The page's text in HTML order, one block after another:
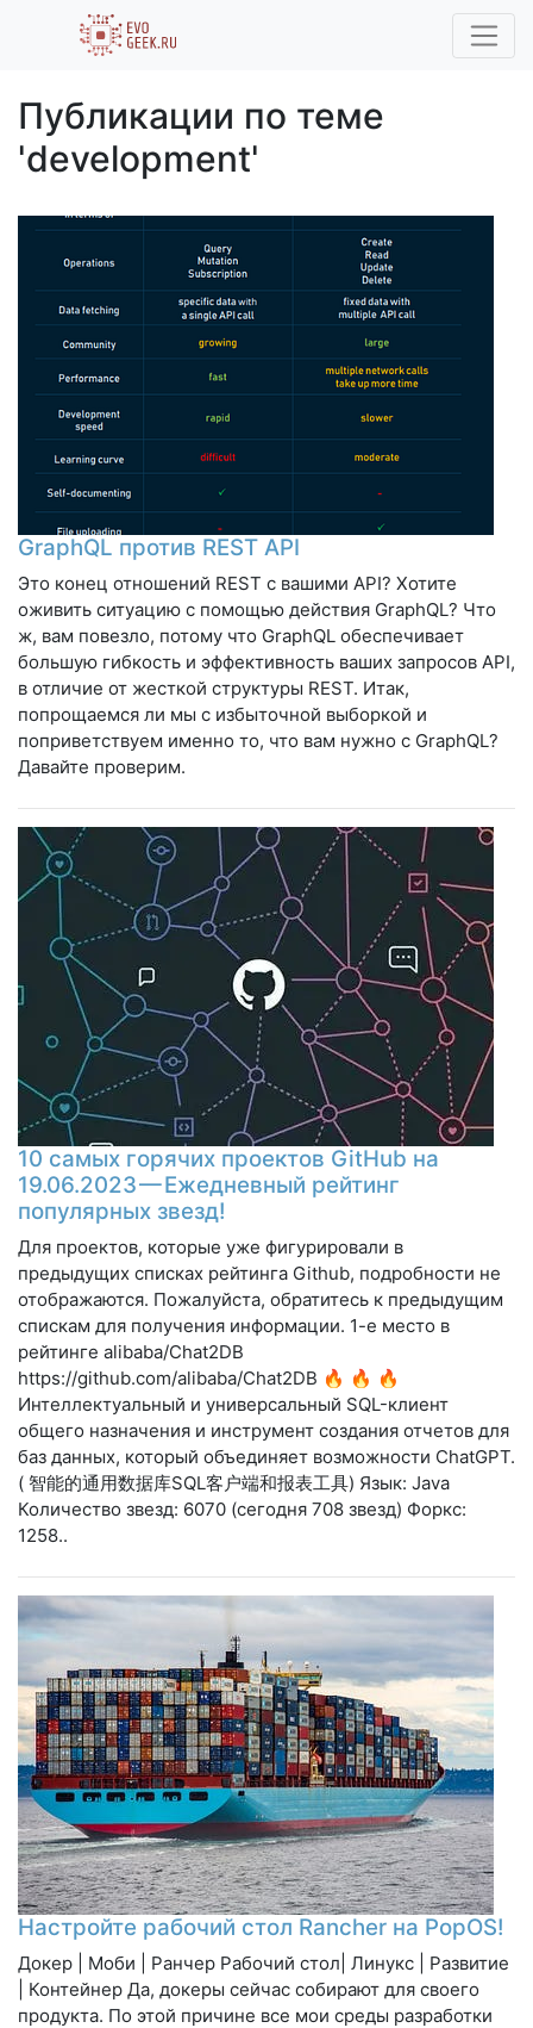
Публикации по теме
'development'
GraphQL против REST API
Это конец отношений REST с вашими API? Хотите
оживить ситуацию с помощью действия GraphQL? Что
ж, вам повезло, потому что GraphQL обеспечивает
большую гибкость и эффективность ваших запросов API,
в отличие от жесткой структуры REST. Итак,
попрощаемся ли мы с избыточной выборкой и
поприветствуем именно то, что вам нужно с GraphQL?
Давайте проверим.
10 самых горячих проектов GitHub на
19.06.2023 — Ежедневный рейтинг
популярных звезд!
Для проектов, которые уже фигурировали в
предыдущих списках рейтинга Github, подробности не
отображаются. Пожалуйста, обратитесь к предыдущим
спискам для получения информации. 1-е место в
рейтинге alibaba/Chat2DB
https://github.com/alibaba/Chat2DB 🔥 🔥 🔥
Интеллектуальный и универсальный SQL-клиент
общего назначения и инструмент создания отчетов для
баз данных, который объединяет возможности ChatGPT.
( 智能的通用数据库SQL客户端和报表工具) Язык: Java
Количество звезд: 6070 (сегодня 708 звезд) Форкс:
1258..
Настройте рабочий стол Rancher на PopOS!
Докер | Моби | Ранчер Рабочий стол| Линукс | Развитие
| Контейнер Да, докеры сейчас собирают для своего
продукта. По этой причине все мои среды разработки